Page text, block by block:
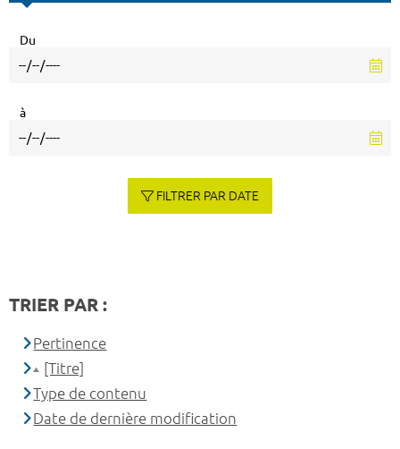
Du
à
FILTRER PAR DATE
TRIER PAR :
Pertinence
[Titre]
Type de contenu
Date de dernière modification